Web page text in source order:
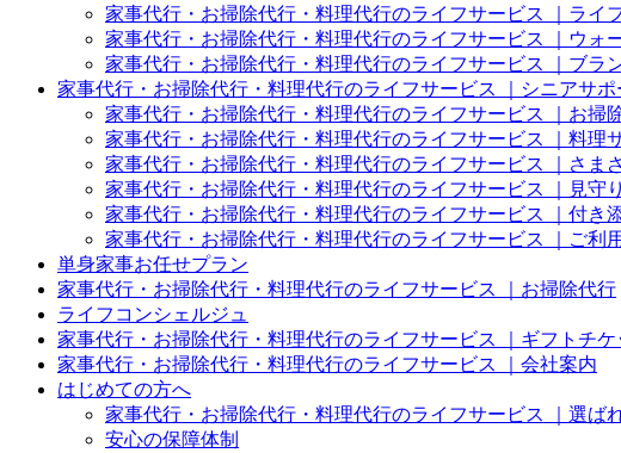
家事代行・お掃除代行・料理代行のライフサービス ｜ライ
家事代行・お掃除代行・料理代行のライフサービス ｜ウォ
家事代行・お掃除代行・料理代行のライフサービス ｜ブラ
家事代行・お掃除代行・料理代行のライフサービス ｜シニアサポ
家事代行・お掃除代行・料理代行のライフサービス ｜お掃
家事代行・お掃除代行・料理代行のライフサービス ｜料理
家事代行・お掃除代行・料理代行のライフサービス ｜さま
家事代行・お掃除代行・料理代行のライフサービス ｜見守
家事代行・お掃除代行・料理代行のライフサービス ｜付き
家事代行・お掃除代行・料理代行のライフサービス ｜ご利
単身家事お任せプラン
家事代行・お掃除代行・料理代行のライフサービス ｜お掃除代行
ライフコンシェルジュ
家事代行・お掃除代行・料理代行のライフサービス ｜ギフトチケ
家事代行・お掃除代行・料理代行のライフサービス ｜会社案内
はじめての方へ
家事代行・お掃除代行・料理代行のライフサービス ｜選ば
安心の保障体制